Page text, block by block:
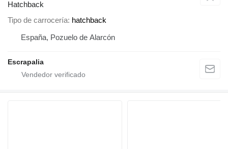
Hatchback
Tipo de carrocería hatchback
España, Pozuelo de Alarcón
Escrapalia